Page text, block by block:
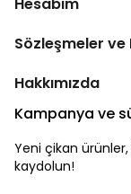
Sözleşmeler
Hakkımızda
Kampanya ve
Yeni çikan
kaydolun!